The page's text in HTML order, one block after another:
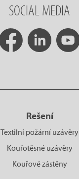
SOCIAL MEDIA
Rešení
Textilní požární uzávěry
Kouřotěsné uzávěry
Kouřové zástěny